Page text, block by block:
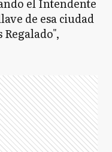
de esa ciudad